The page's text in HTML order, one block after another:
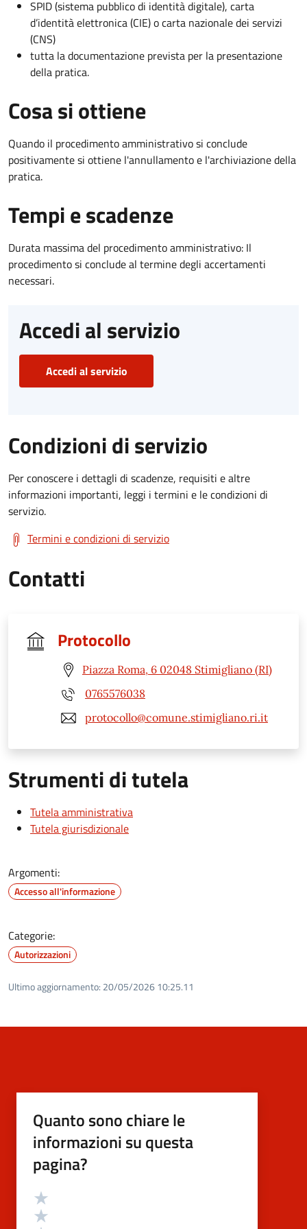
SPID (sistema pubblico di identità digitale), carta
d’identità elettronica (CIE) o carta nazionale dei servizi
(CNS)
tutta la documentazione prevista per la presentazione
della pratica.
Cosa si ottiene
Quando il procedimento amministrativo si conclude
positivamente si ottiene l'annullamento e l'archiviazione della
pratica.
Tempi e scadenze
Durata massima del procedimento amministrativo: Il
procedimento si conclude al termine degli accertamenti
necessari.
Accedi al servizio
Accedi al servizio
Condizioni di servizio
Per conoscere i dettagli di scadenze, requisiti e altre
informazioni importanti, leggi i termini e le condizioni di
servizio.
Termini e condizioni di servizio
Contatti
Protocollo
Piazza Roma, 6 02048 Stimigliano (RI)
0765576038
protocollo@comune.stimigliano.ri.it
Strumenti di tutela
Tutela amministrativa
Tutela giurisdizionale
Argomenti:
Accesso all'informazione
Categorie:
Autorizzazioni
Ultimo aggiornamento: 20/05/2026 10:25.11
Quanto sono chiare le
informazioni su questa
pagina?
Valutazione